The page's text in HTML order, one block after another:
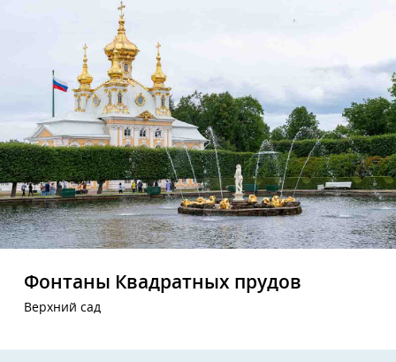
Фонтаны Квадратных прудов
Верхний сад